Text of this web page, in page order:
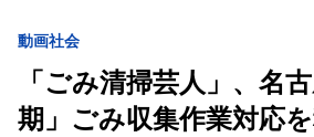
動画社会
「ごみ清掃芸人」、名
期」ごみ収集作業対応